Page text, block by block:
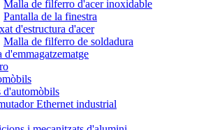
Malla de filferro d'acer inoxidable
Pantalla de la finestra
d'estructura d'acer
Malla de filferro de soldadura
d'emmagatzematge
d'automòbils
Ethernet industrial